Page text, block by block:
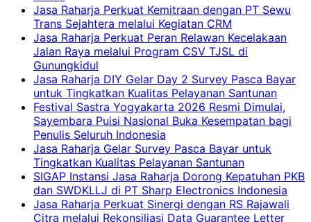
Jasa Raharja Perkuat Kemitraan dengan PT Sewu
Trans Sejahtera melalui Kegiatan CRM
Jasa Raharja Perkuat Peran Relawan Kecelakaan
Jalan Raya melalui Program CSV TJSL di
Gunungkidul
Jasa Raharja DIY Gelar Day 2 Survey Pasca Bayar
untuk Tingkatkan Kualitas Pelayanan Santunan
Festival Sastra Yogyakarta 2026 Resmi Dimulai,
Sayembara Puisi Nasional Buka Kesempatan bagi
Penulis Seluruh Indonesia
Jasa Raharja Gelar Survey Pasca Bayar untuk
Tingkatkan Kualitas Pelayanan Santunan
SIGAP Instansi Jasa Raharja Dorong Kepatuhan PKB
dan SWDKLLJ di PT Sharp Electronics Indonesia
Jasa Raharja Perkuat Sinergi dengan RS Rajawali
Citra melalui Rekonsiliasi Data Guarantee Letter